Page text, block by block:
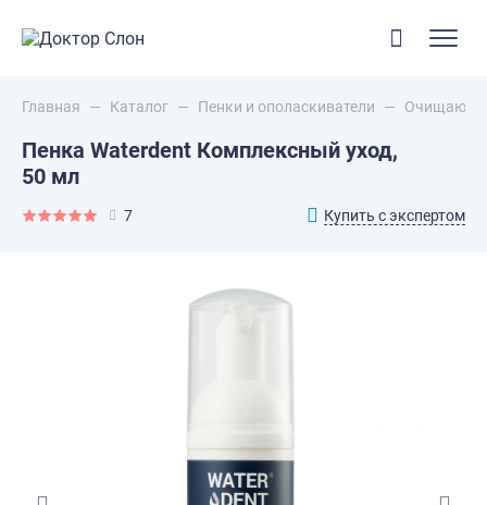
Главная — Каталог — Пенки и ополаскиватели —
Пенка Waterdent Комплексный уход,
50 мл
7 Купить с экспертом